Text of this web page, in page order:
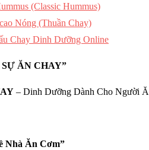
(Classic Hummus)
Nóng (Thuần Chay)
Chay Dinh Dưỡng Online
SỰ ĂN CHAY”
– Dinh Dưỡng Dành Cho Người
Nhà Ăn Cơm”